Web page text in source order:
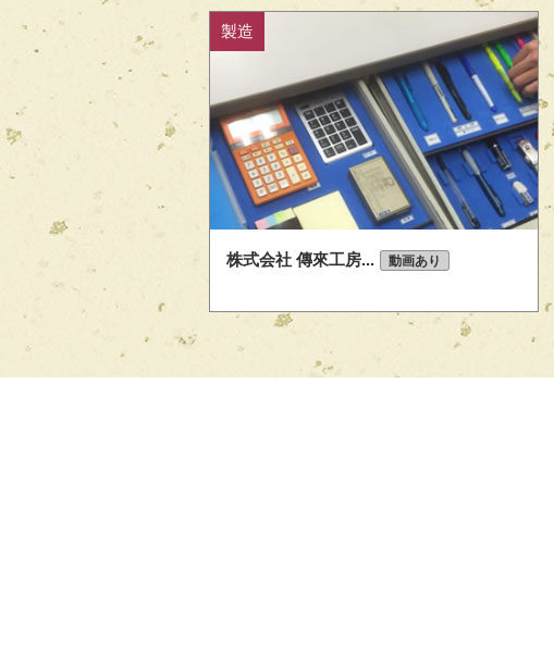
製造
株式会社 傳來工房... 動画あり